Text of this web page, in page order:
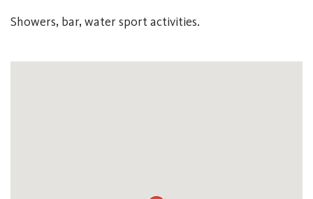
Showers, bar, water sport activities.